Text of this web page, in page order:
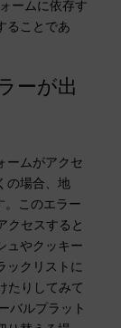
ームに依存す
ることであ
ーが出
ームがアクセ
の場合、地
。このエラー
クセスすると
ュやクッキー
ックリストに
たりしてみて
バルプラット